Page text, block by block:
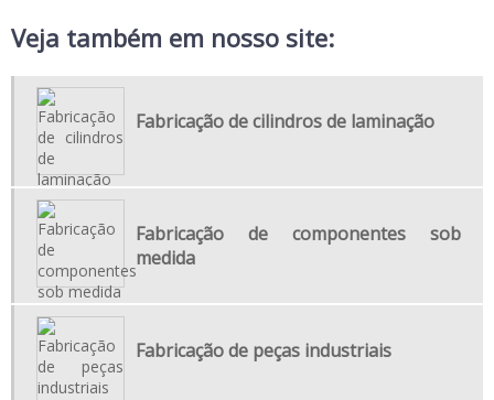
USINAGEM CARCACA
FORJARIA E USINAGEM
USINAGEM DE MATRIZ
EMPRESA DE USINAGEM PESADA
EMPRESA USINAGEM
FABRICANTE DE PEÇAS PARA INDÚSTRIAS
FABRICAÇÃO DE COMPONENTES SOB MEDIDA
FABRICAÇÃO DE PEÇAS SOB ENCOMENDA
FABRICAÇÃO DE PEÇAS USINADAS
MANUTENÇÃO CORRETIVA DE COMPONENTES INDUSTRIAIS
Veja também em nosso site:
Fabricação de cilindros de laminação
Fabricação de componentes sob
medida
Fabricação de peças industriais